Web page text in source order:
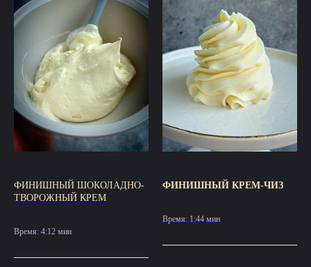
ФИНИШНЫЙ ШОКОЛАДНО-
ТВОРОЖНЫЙ КРЕМ
Время: 4:12 мин
ФИНИШНЫЙ КРЕМ-ЧИЗ
Время: 1:44 мин